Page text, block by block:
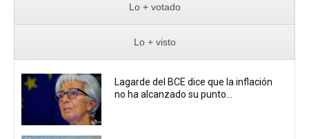
Lo + votado
Lo + visto
Lagarde del BCE dice que la inflación
no ha alcanzado su punto...